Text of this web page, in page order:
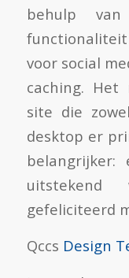
behulp
voor social
caching.
site die
desktop er
uitstekend
gefeliciteerd
Qccs Design